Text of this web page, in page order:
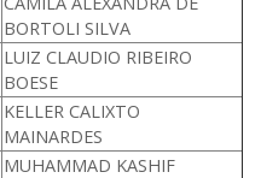
BORTOLI SILVA
LUIZ CLAUDIO RIBEIRO
BOESE
KELLER CALIXTO
MAINARDES
MUHAMMAD KASHIF